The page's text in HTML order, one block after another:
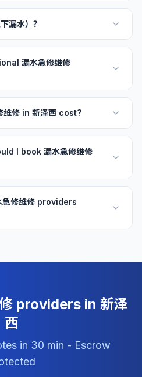
漏水）？
漏水急修维修
修 in 新泽西 cost?
I book 漏水急修维修
修维修 providers
providers in 新泽
西
in 30 min - Escrow